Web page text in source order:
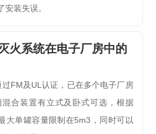
安装失误。
火系统在电子厂房中的
FM及UL认证，已在多个电子厂房
合装置有立式及卧式可选，根据
大单罐容量限制在5m3，同时可以